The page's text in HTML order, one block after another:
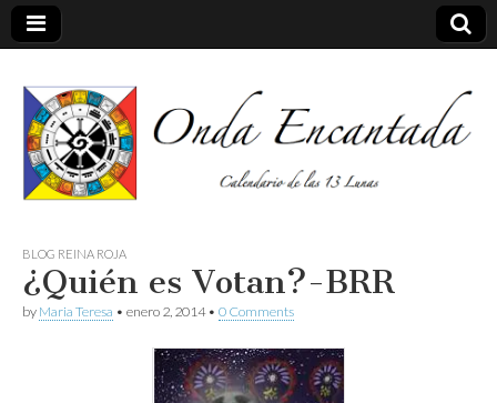
Onda
encantada
BLOG REINA ROJA
¿Quién es Votan?-BRR
by Maria Teresa • enero 2, 2014• 0 Comments